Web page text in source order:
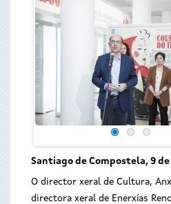
Santiago de Compostela, 9 de
O director xeral de Cultura,
directora xeral de Enerxías